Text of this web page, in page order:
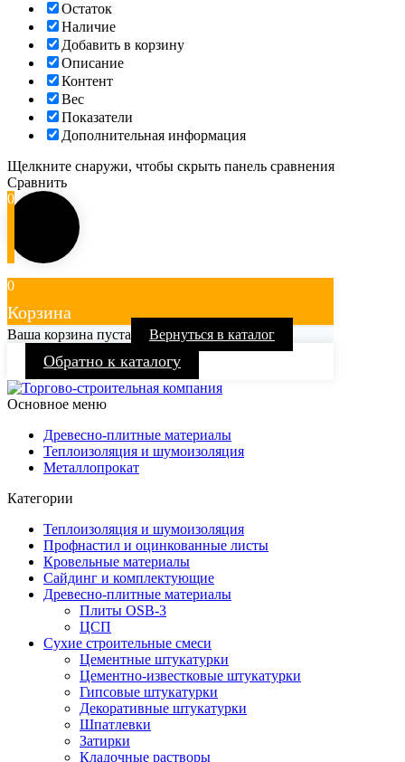
Остаток
Наличие
Добавить в корзину
Описание
Контент
Вес
Показатели
Дополнительная информация
Щелкните снаружи, чтобы скрыть панель сравнения
Сравнить
0
0
Корзина
Ваша корзина пуста Вернуться в каталог
Обратно к каталогу
Основное меню
Древесно-плитные материалы
Теплоизоляция и шумоизоляция
Металлопрокат
Категории
Теплоизоляция и шумоизоляция
Профнастил и оцинкованные листы
Кровельные материалы
Сайдинг и комплектующие
Древесно-плитные материалы
Плиты OSB-3
ЦСП
Сухие строительные смеси
Цементные штукатурки
Цементно-известковые штукатурки
Гипсовые штукатурки
Декоративные штукатурки
Шпатлевки
Затирки
Кладочные растворы